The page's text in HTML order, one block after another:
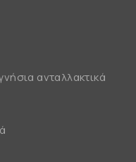
ανταλλακτικά